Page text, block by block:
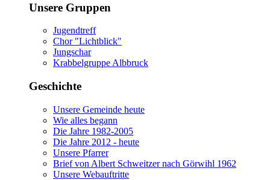
Unsere Gruppen
Jugendtreff
Chor "Lichtblick"
Jungschar
Krabbelgruppe Albbruck
Geschichte
Unsere Gemeinde heute
Wie alles begann
Die Jahre 1982-2005
Die Jahre 2012 - heute
Unsere Pfarrer
Brief von Albert Schweitzer nach Görwihl 1962
Unsere Webauftritte